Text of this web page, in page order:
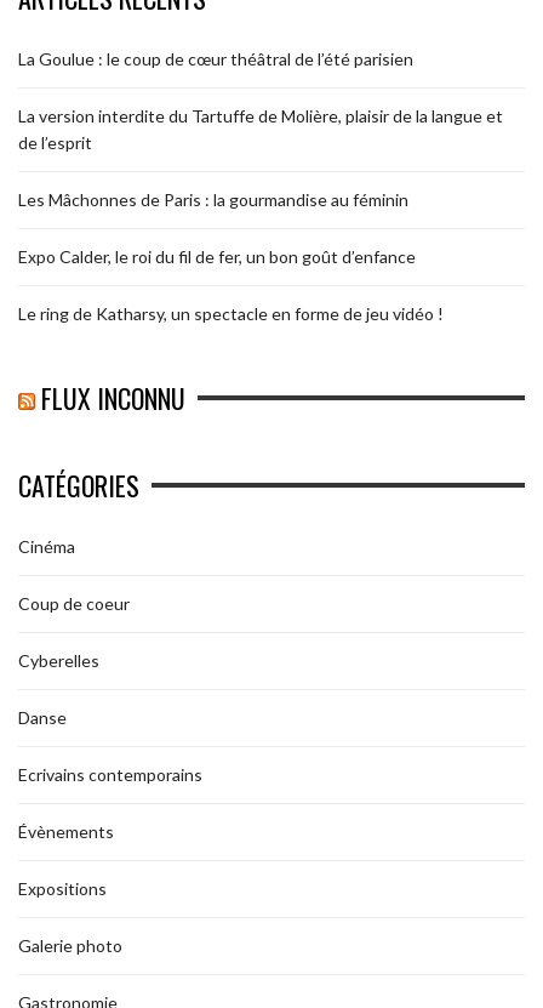
La Goulue : le coup de cœur théâtral de l’été parisien
La version interdite du Tartuffe de Molière, plaisir de la langue et
de l’esprit
Les Mâchonnes de Paris : la gourmandise au féminin
Expo Calder, le roi du fil de fer, un bon goût d’enfance
Le ring de Katharsy, un spectacle en forme de jeu vidéo !
FLUX INCONNU
CATÉGORIES
Cinéma
Coup de coeur
Cyberelles
Danse
Ecrivains contemporains
Évènements
Expositions
Galerie photo
Gastronomie